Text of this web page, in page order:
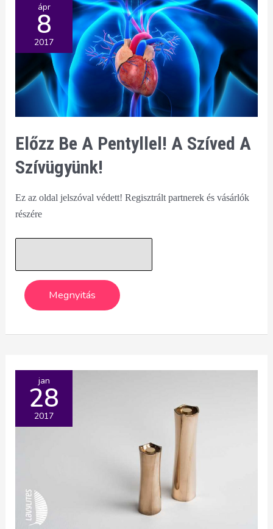
ápr
8
2017
Előzz Be A Pentyllel! A Szíved A
Szívügyünk!
Ez az oldal jelszóval védett! Regisztrált partnerek és vásárlók
részére
jan
28
2017